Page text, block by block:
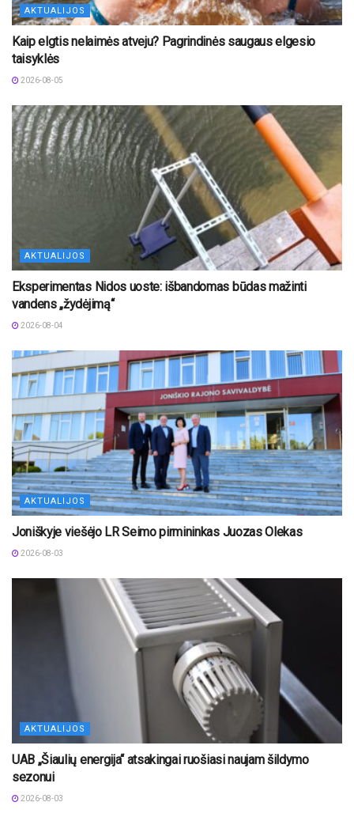
AKTUALIJOS
Kaip elgtis nelaimės atveju? Pagrindinės saugaus elgesio
taisyklės
2026-08-05
AKTUALIJOS
Eksperimentas Nidos uoste: išbandomas būdas mažinti
vandens „žydėjimą“
2026-08-04
AKTUALIJOS
Joniškyje viešėjo LR Seimo pirmininkas Juozas Olekas
2026-08-03
AKTUALIJOS
UAB „Šiaulių energija“ atsakingai ruošiasi naujam šildymo
sezonui
2026-08-03